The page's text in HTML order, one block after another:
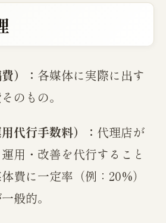
）： 各媒体に実際に出す
のもの。
代行手数料）： 代理店が
用・改善を代行すること
費に一定率（例：20%）
般的。